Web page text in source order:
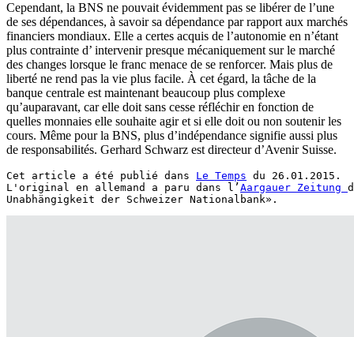
Cependant, la BNS ne pouvait évidemment pas se libérer de l’une
de ses dépendances, à savoir sa dépendance par rapport aux marchés
financiers mondiaux. Elle a certes acquis de l’autonomie en n’étant
plus contrainte d’ intervenir presque mécaniquement sur le marché
des changes lorsque le franc menace de se renforcer. Mais plus de
liberté ne rend pas la vie plus facile. À cet égard, la tâche de la
banque centrale est maintenant beaucoup plus complexe
qu’auparavant, car elle doit sans cesse réfléchir en fonction de
quelles monnaies elle souhaite agir et si elle doit ou non soutenir les
cours. Même pour la BNS, plus d’indépendance signifie aussi plus
de responsabilités. Gerhard Schwarz est directeur d’Avenir Suisse.
Cet article a été publié dans Le Temps du 26.01.2015.
L'original en allemand a paru dans l’ Aargauer Zeitung
Unabhängigkeit der Schweizer Nationalbank».